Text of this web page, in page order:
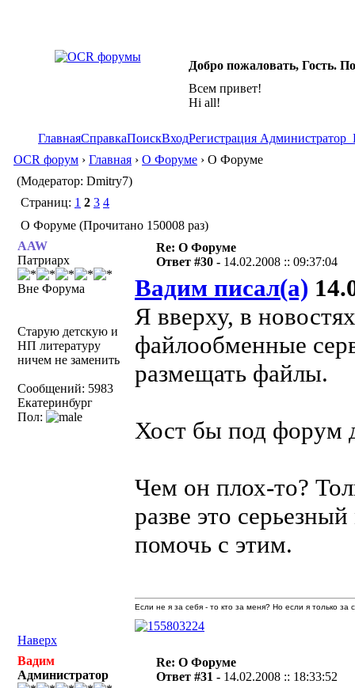
Добро пожаловать, Гость.
Всем привет!
Hi all!
ГлавнаяСправкаПоискВходРегистрация Администратор
OCR форум › Главная › О Форуме › О Форуме
(Модератор: Dmitry7)
Страниц: 1 2 3 4
О Форуме (Прочитано 150008 раз)
AAW
Патриарх
Вне Форума
Старую детскую и
НП литературу
ничем не заменить
Сообщений: 5983
Екатеринбург
Пол:
Re: О Форуме
Ответ #30 - 14.02.2008 :: 09:37:04
Вадим писал(а)
Я вверху, в
файлообменные
размещать файлы.
Хост бы под форум
Чем он плох-то?
разве это
помочь с этим.
Наверх
Если не я за себя - то кто за меня? Но если я только
Вадим
Администратор
Re: О Форуме
Ответ #31 - 14.02.2008 :: 18:33:52